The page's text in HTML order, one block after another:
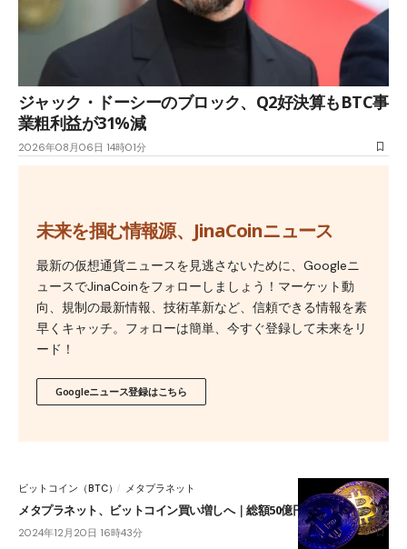
ジャック・ドーシーのブロック、Q2好決算もBTC事
業粗利益が31%減
2026年08月06日 14時01分
未来を掴む情報源、JinaCoinニュース
最新の仮想通貨ニュースを見逃さないために、Googleニ
ュースでJinaCoinをフォローしましょう！マーケット動
向、規制の最新情報、技術革新など、信頼できる情報を素
早くキャッチ。フォローは簡単、今すぐ登録して未来をリ
ード！
Googleニュース登録はこちら
ビットコイン（BTC） メタプラネット
メタプラネット、ビットコイン買い増しへ｜総額50億円の社債を発行
2024年12月20日 16時43分